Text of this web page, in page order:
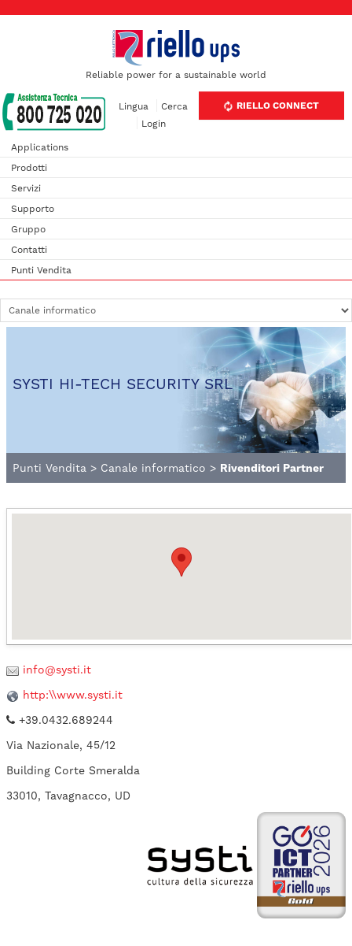
Reliable power for a sustainable world
RIELLO CONNECT
Lingua
Cerca
Login
Applications
Prodotti
Servizi
Supporto
Gruppo
Contatti
Punti Vendita
SYSTI HI-TECH SECURITY SRL
Punti Vendita > Canale informatico > Rivenditori Partner
info@systi.it
http:\\www.systi.it
+39.0432.689244
Via Nazionale, 45/12
Building Corte Smeralda
33010, Tavagnacco, UD